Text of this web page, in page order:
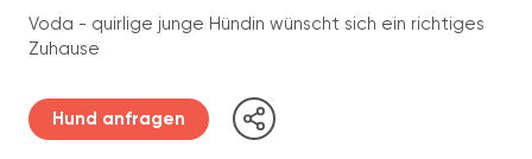
Voda - quirlige junge Hündin wünscht sich ein richtiges
Zuhause
Hund anfragen